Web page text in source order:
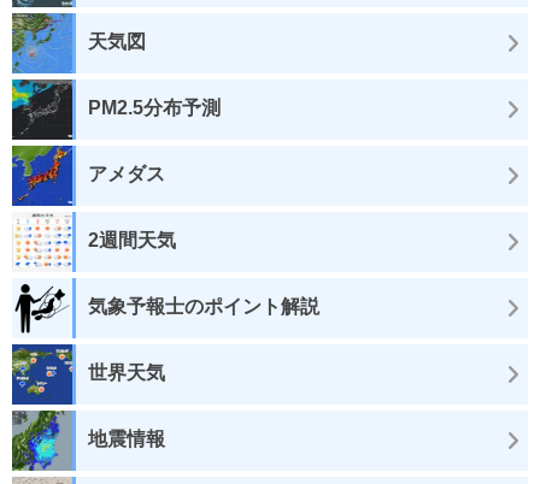
天気図
PM2.5分布予測
アメダス
2週間天気
気象予報士のポイント解説
世界天気
地震情報